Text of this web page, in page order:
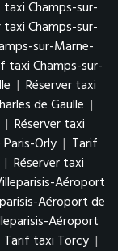
Champs-sur-
taxi Champs-sur-
sur-Marne-
taxi Champs-sur-
| Réserver taxi
de Gaulle |
| Réserver taxi
Orly | Tarif
| Réserver taxi
Aéroport
Aéroport de
Aéroport
Tarif taxi Torcy |